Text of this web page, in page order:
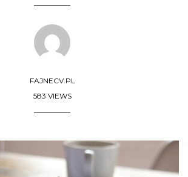
FAJNECV.PL
583 VIEWS